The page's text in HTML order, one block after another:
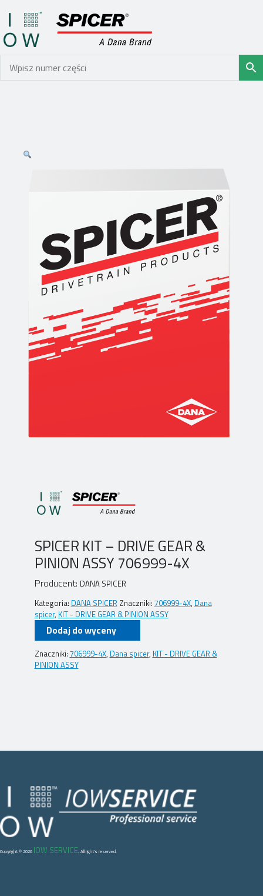
SPICER KIT – DRIVE GEAR &
PINION ASSY 706999-4X
Producent: DANA SPICER
Kategoria: DANA SPICER Znaczniki: 706999-4X, Dana
spicer, KIT - DRIVE GEAR & PINION ASSY
Dodaj do wyceny
Znaczniki: 706999-4X, Dana spicer, KIT - DRIVE GEAR &
PINION ASSY
Copyright © 2026 IOW SERVICE. All right's reserved.